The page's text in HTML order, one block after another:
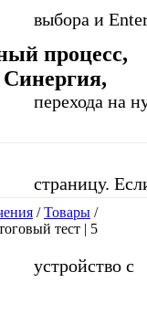
выбора и
перехода на
страницу.
устройство с
процесс,
Синергия,
/Товары /
тест | 5